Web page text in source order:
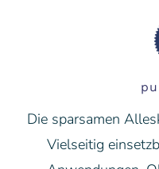
Die sparsamen
Vielseitig